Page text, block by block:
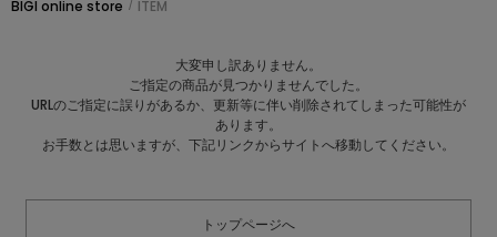
CATEGORY
BIGI online store / ITEM
大変申し訳ありません。
ご指定の商品が見つかりませんでした。
URLのご指定に誤りがあるか、更新等に伴い削除されてしまった可能性が
あります。
お手数とは思いますが、下記リンクからサイトへ移動してください。
トップページへ